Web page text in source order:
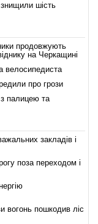
шість
продовжують
на Черкащині
велосипедиста
про грози
палицею та
закладів і
поза переходом і
вогонь пошкодив ліс